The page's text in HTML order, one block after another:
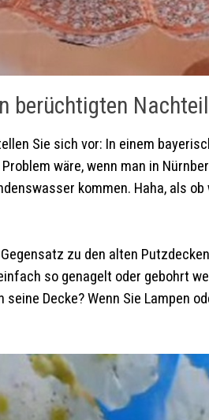
berüchtigten
Sie sich vor: In einem
wäre, wenn man in
kommen. Haha, als
zu den alten
so genagelt oder gebohrt
Decke? Wenn Sie Lampen